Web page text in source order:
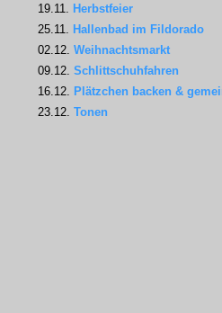
19.11. Herbstfeier
25.11. Hallenbad im Fildorado
02.12. Weihnachtsmarkt
09.12. Schlittschuhfahren
16.12. Plätzchen backen &
23.12. Tonen